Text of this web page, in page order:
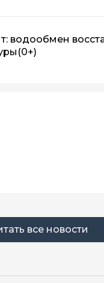
водообмен
(0+)
все новости